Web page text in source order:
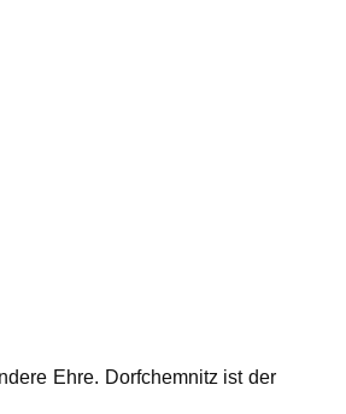
Ehre. Dorfchemnitz ist der